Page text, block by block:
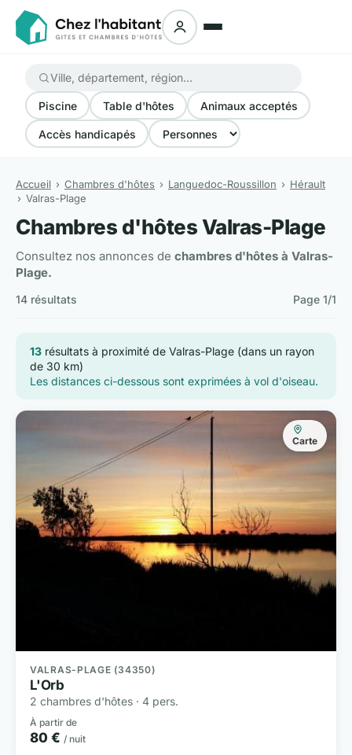
Piscine Table d'hôtes Animaux acceptés
Accès handicapés
Accueil Chambres d'hôtes Languedoc-Roussillon
Hérault
Valras-Plage
Chambres d'hôtes Valras-Plage
Consultez nos annonces de chambres d'hôtes à Valras-
Plage.
14 résultats Page 1/1
13 résultats à proximité de Valras-Plage (dans un rayon
de 30 km)
Les distances ci-dessous sont exprimées à vol d'oiseau.
Carte
VALRAS-PLAGE (34350)
L'Orb
2 chambres d'hôtes · 4 pers.
À partir de
80 € / nuit